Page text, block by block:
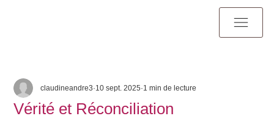
Vérité et Réconciliation
claudineandre3 10 sept. 2025 1 min de lecture